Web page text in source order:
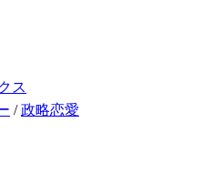
ス
/政略恋愛